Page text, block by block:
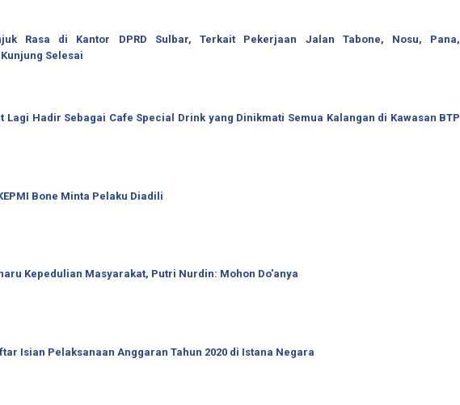
Rasa di Kantor DPRD Sulbar, Terkait Pekerjaan Jalan Tabone, Nosu, Pana,
Selesai
Lagi Hadir Sebagai Cafe Special Drink yang Dinikmati Semua Kalangan di Kawasan BTP
Bone Minta Pelaku Diadili
Kepedulian Masyarakat, Putri Nurdin: Mohon Do'anya
Isian Pelaksanaan Anggaran Tahun 2020 di Istana Negara